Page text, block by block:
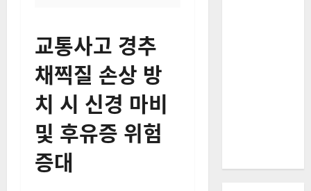
교통사고 경추
채찍질 손상 방
치 시 신경 마비
및 후유증 위험
증대